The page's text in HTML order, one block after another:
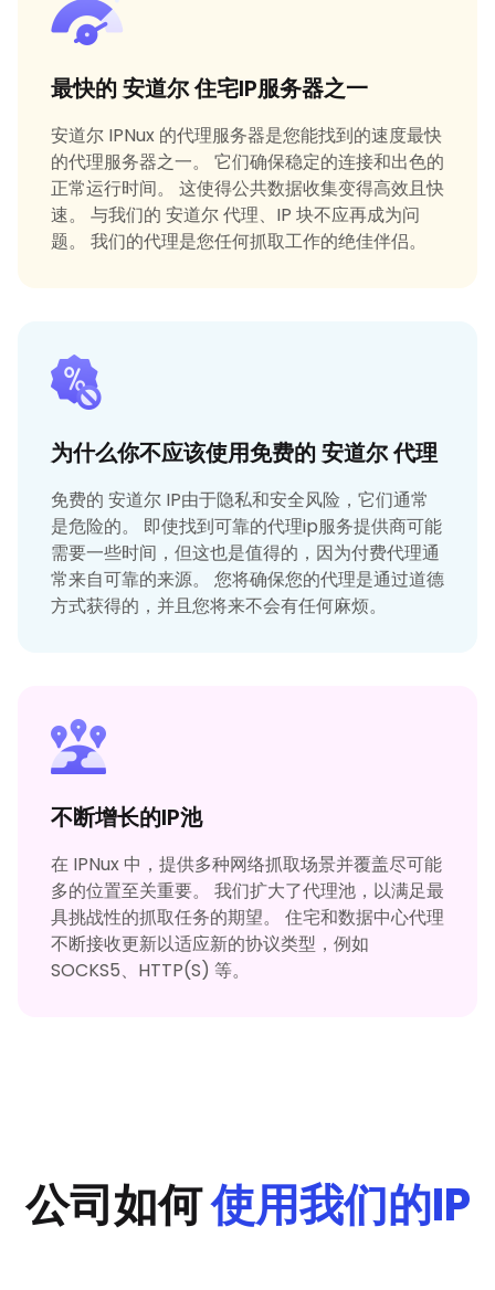
最快的 安道尔 住宅IP服务器之一
安道尔 IPNux 的代理服务器是您能找到的速度最快
的代理服务器之一。 它们确保稳定的连接和出色的
正常运行时间。 这使得公共数据收集变得高效且快
速。 与我们的 安道尔 代理、IP 块不应再成为问
题。 我们的代理是您任何抓取工作的绝佳伴侣。
为什么你不应该使用免费的 安道尔 代理
免费的 安道尔 IP由于隐私和安全风险，它们通常
是危险的。 即使找到可靠的代理ip服务提供商可能
需要一些时间，但这也是值得的，因为付费代理通
常来自可靠的来源。 您将确保您的代理是通过道德
方式获得的，并且您将来不会有任何麻烦。
不断增长的IP池
在 IPNux 中，提供多种网络抓取场景并覆盖尽可能
多的位置至关重要。 我们扩大了代理池，以满足最
具挑战性的抓取任务的期望。 住宅和数据中心代理
不断接收更新以适应新的协议类型，例如
SOCKS5、HTTP(S) 等。
公司如何使用我们的IP